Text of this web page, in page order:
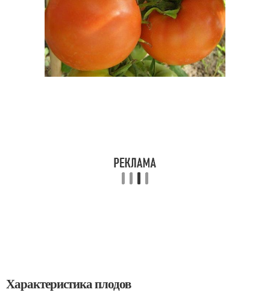
Характеристика плодов